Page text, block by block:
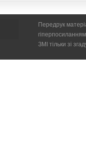
Передрук
ЗМІ тільки зі